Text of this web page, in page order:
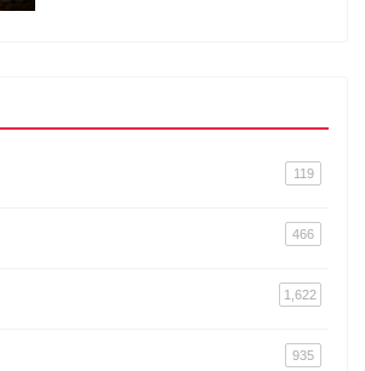
119
466
1,622
935